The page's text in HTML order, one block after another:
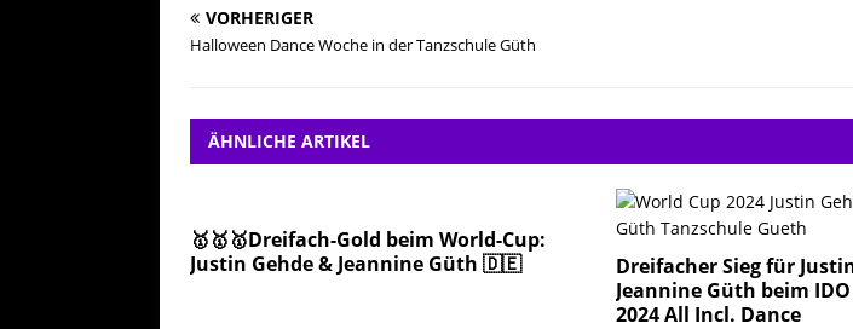
VORHERIGER
Halloween Dance Woche in der Tanzschule Güth
ÄHNLICHE ARTIKEL
🥇🥇🥇Dreifach-Gold beim World-Cup:
Justin Gehde & Jeannine Güth 🇩🇪
Dreifacher Sieg für
Jeannine Güth beim IDO
2024 All Incl. Dance